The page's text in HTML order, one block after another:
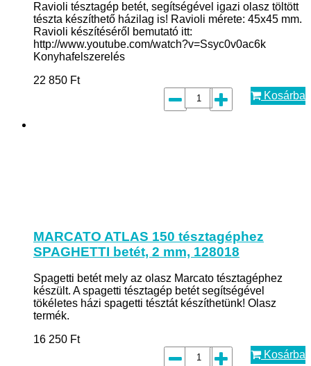
Ravioli tésztagép betét, segítségével igazi olasz töltött
tészta készíthető házilag is! Ravioli mérete: 45x45 mm.
Ravioli készítéséről bemutató itt:
http://www.youtube.com/watch?v=Ssyc0v0ac6k
Konyhafelszerelés
22 850 Ft
Kosárba
MARCATO ATLAS 150 tésztagéphez
SPAGHETTI betét, 2 mm, 128018
Spagetti betét mely az olasz Marcato tésztagéphez
készült. A spagetti tésztagép betét segítségével
tökéletes házi spagetti tésztát készíthetünk! Olasz
termék.
16 250 Ft
Kosárba